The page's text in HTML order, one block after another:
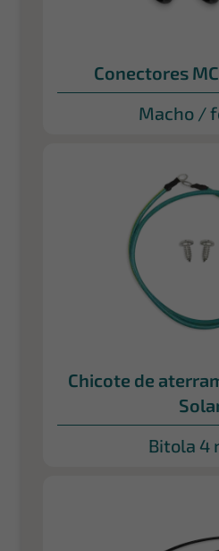
Conectores
Macho /
Chicote de
Bitola 4